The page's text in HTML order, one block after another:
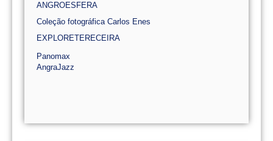
ANGROESFERA
Coleção fotográfica Carlos Enes
EXPLORETERECEIRA
Panomax
AngraJazz